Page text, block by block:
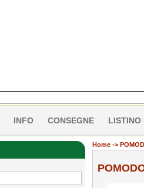
INFO CONSEGNE LISTINO
Home->